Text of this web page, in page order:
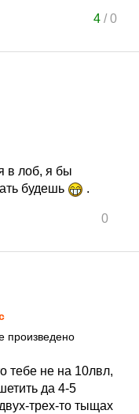
4/0
в лоб, я бы
будешь
.
0
произведено
тебе не на 10лвл,
да 4-5
трех-то тыщах